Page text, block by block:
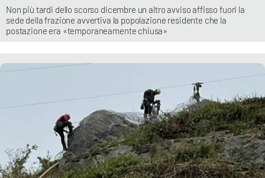
Non più tardi dello scorso dicembre un altro avviso affisso fuori la
sede della frazione avvertiva la popolazione residente che la
postazione era «temporaneamente chiusa»